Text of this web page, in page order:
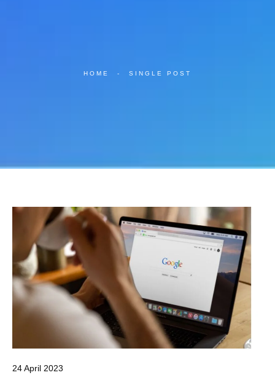
HOME - SINGLE POST
24 April 2023